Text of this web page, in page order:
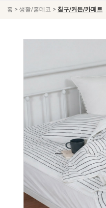
홈 > 생활/홈데코 > 침구/커튼/카페트